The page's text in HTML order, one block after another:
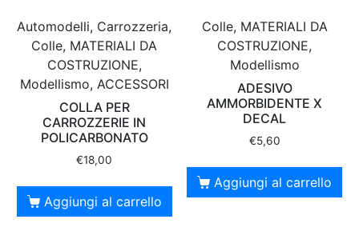
Automodelli, Carrozzeria,
Colle, MATERIALI DA
COSTRUZIONE,
Modellismo, ACCESSORI
COLLA PER
CARROZZERIE IN
POLICARBONATO
€18,00
Aggiungi al carrello
Colle, MATERIALI DA
COSTRUZIONE,
Modellismo
ADESIVO
AMMORBIDENTE X
DECAL
€5,60
Aggiungi al carrello